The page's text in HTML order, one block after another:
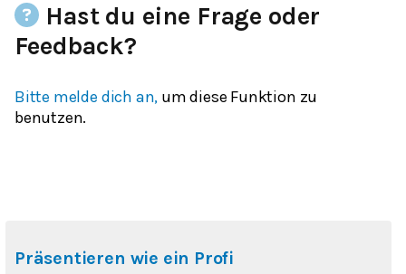
Hast du eine Frage oder
Feedback?
Bitte melde dich an, um diese Funktion zu
benutzen.
Präsentieren wie ein Profi